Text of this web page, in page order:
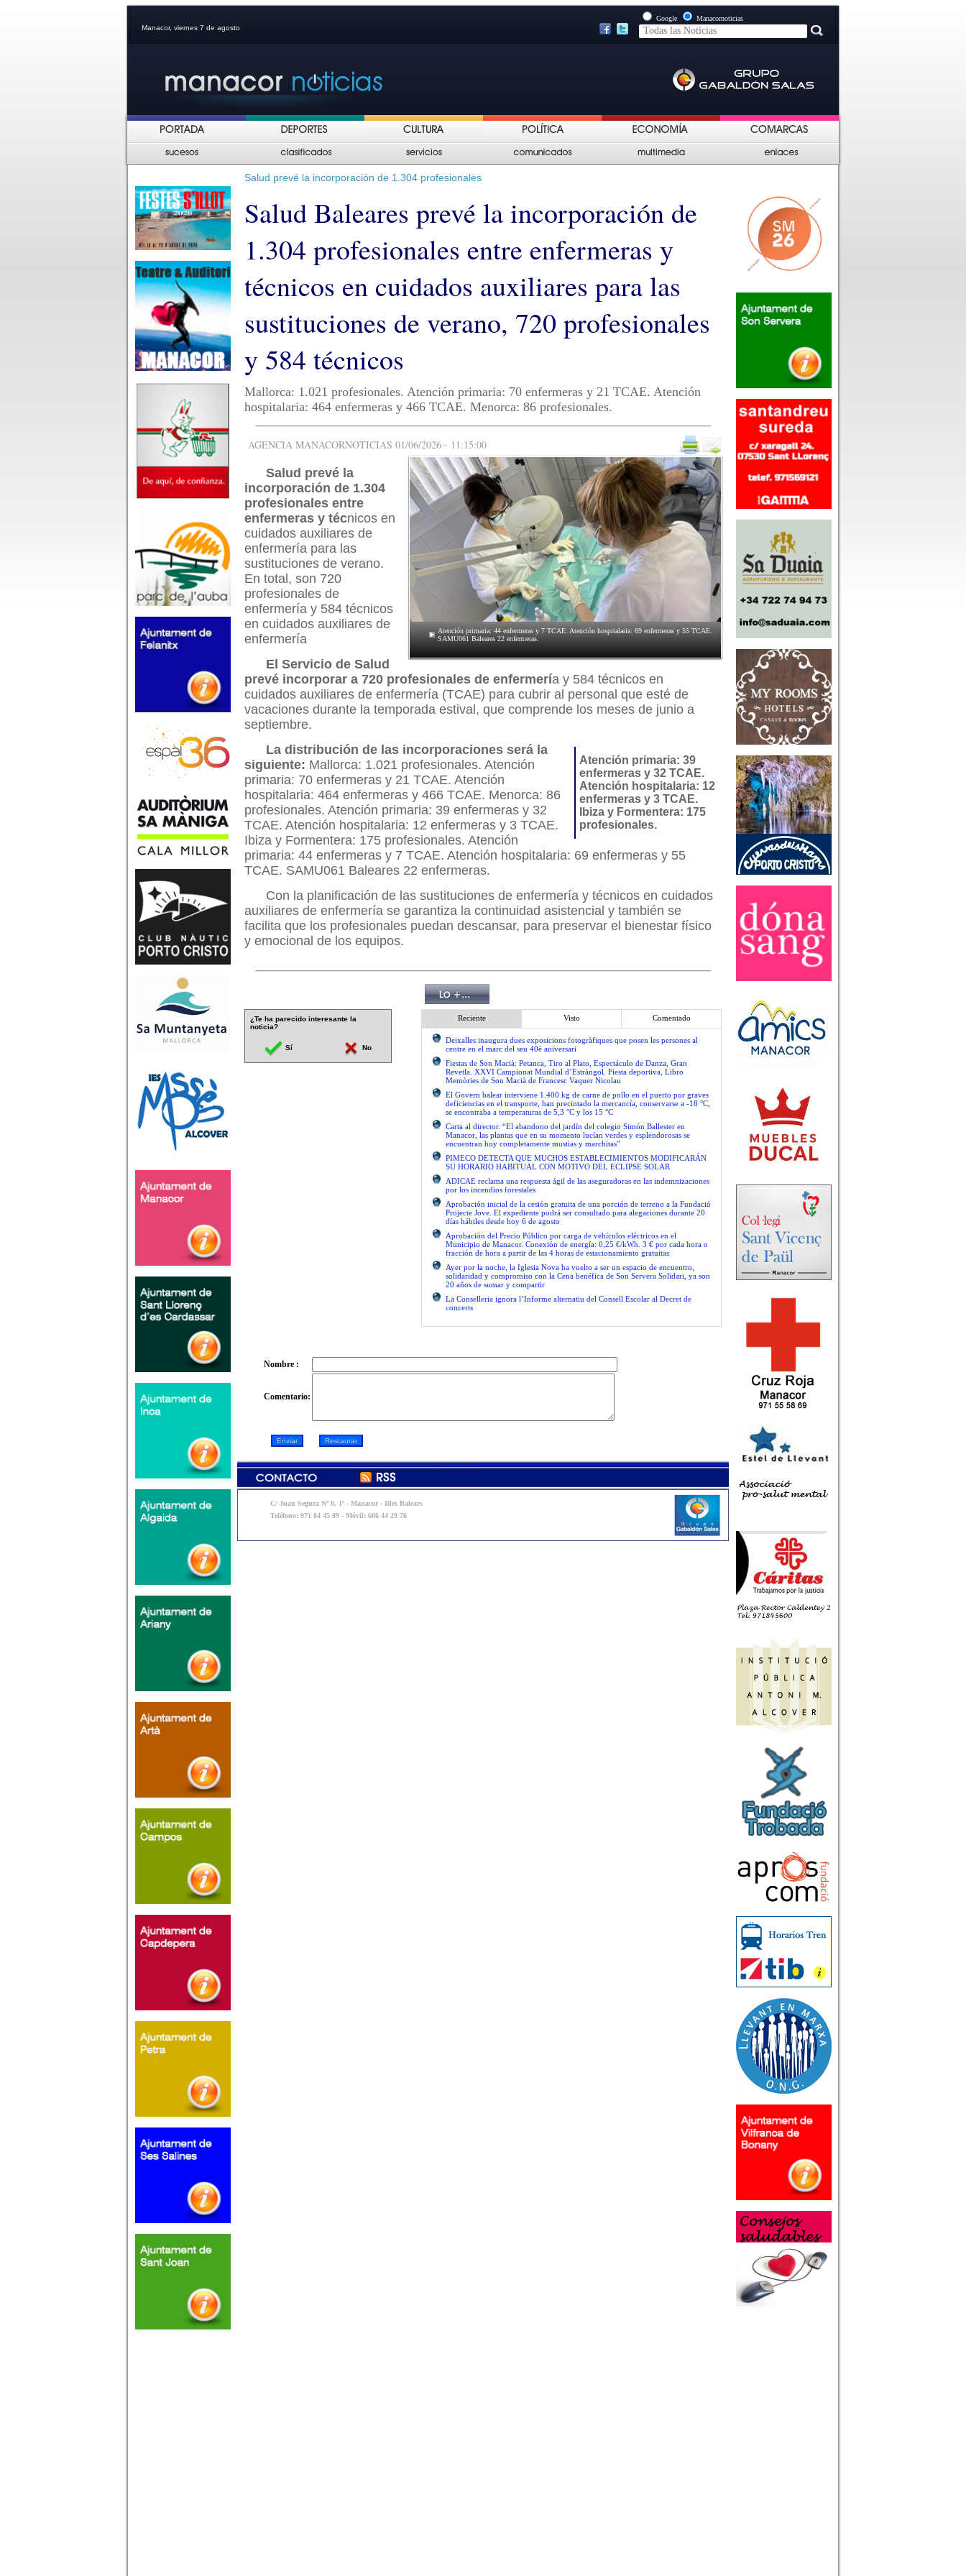
Manacor, viernes 7 de agosto
Google Manacornoticias
Salud prevé la incorporación de 1.304 profesionales
Salud Baleares prevé la incorporación de
1.304 profesionales entre enfermeras y
técnicos en cuidados auxiliares para las
sustituciones de verano, 720 profesionales
y 584 técnicos
Mallorca: 1.021 profesionales. Atención primaria: 70 enfermeras y 21 TCAE. Atención
hospitalaria: 464 enfermeras y 466 TCAE. Menorca: 86 profesionales.
AGENCIA MANACORNOTICIAS 01/06/2026 - 11:15:00
Atención primaria: 44 enfermeras y 7 TCAE. Atención hospitalaria: 69 enfermeras y 55 TCAE.
SAMU061 Baleares 22 enfermeras. ​
Salud prevé la
incorporación de 1.304
profesionales entre
enfermeras y técnicos en
cuidados auxiliares de
enfermería para las
sustituciones de verano​. ​
En total, son 720
profesionales de
enfermería y 584 técnicos
en cuidados auxiliares de
enfermería
El Servicio de Salud
prevé incorporar a 720 profesionales de enfermería y 584 técnicos en
cuidados auxiliares de enfermería (TCAE) para cubrir al personal que esté de
vacaciones durante la temporada estival, que comprende los meses de junio a
septiembre.
Atención primaria: 39
enfermeras y 32 TCAE.
Atención hospitalaria: 12
enfermeras y 3 TCAE.
Ibiza y Formentera: 175
profesionales.
La distribución de las incorporaciones será la
siguiente: Mallorca: 1.021 profesionales. Atención
primaria: 70 enfermeras y 21 TCAE. Atención
hospitalaria: 464 enfermeras y 466 TCAE. Menorca: 86
profesionales. Atención primaria: 39 enfermeras y 32
TCAE. Atención hospitalaria: 12 enfermeras y 3 TCAE.
Ibiza y Formentera: 175 profesionales. Atención
primaria: 44 enfermeras y 7 TCAE. Atención hospitalaria: 69 enfermeras y 55
TCAE. SAMU061 Baleares 22 enfermeras. ​
Con la planificación de las sustituciones de enfermería y técnicos en cuidados
auxiliares de enfermería se garantiza la continuidad asistencial y también se
facilita que los profesionales puedan descansar, para preservar el bienestar físico
y emocional de los equipos.
¿Te ha parecido interesante la
noticia?
Sí No
Reciente Visto Comentado
Deixalles inaugura dues exposicions fotogràfiques que posen les persones al
centre en el marc del seu 40è aniversari
Fiestas de Son Macià: Petanca, Tiro al Plato, Espectáculo de Danza, Gran
Revetla. XXVI Campionat Mundial d’Estràngol. Fiesta deportiva, Libro
Memòries de Son Macià de Francesc Vaquer Nicolau
El Govern balear interviene 1.400 kg de carne de pollo en el puerto por graves
deficiencias en el transporte, han precintado la mercancía, conservarse a -18 °C,
se encontraba a temperaturas de 5,3 °C y los 15 °C
Carta al director. “El abandono del jardín del colegio Simón Ballester en
Manacor, las plantas que en su momento lucían verdes y esplendorosas se
encuentran hoy completamente mustias y marchitas”
PIMECO DETECTA QUE MUCHOS ESTABLECIMIENTOS MODIFICARÁN
SU HORARIO HABITUAL CON MOTIVO DEL ECLIPSE SOLAR
ADICAE reclama una respuesta ágil de las aseguradoras en las indemnizaciones
por los incendios forestales
Aprobación inicial de la cesión gratuita de una porción de terreno a la Fundació
Projecte Jove. El expediente podrá ser consultado para alegaciones durante 20
días hábiles desde hoy 6 de agosto
Aprobación del Precio Público por carga de vehículos eléctricos en el
Municipio de Manacor. Conexión de energía: 0,25 €/kWh. 3 € por cada hora o
fracción de hora a partir de las 4 horas de estacionamiento gratuitas
Ayer por la noche, la Iglesia Nova ha vuelto a ser un espacio de encuentro,
solidaridad y compromiso con la Cena benéfica de Son Servera Solidari, ya son
20 años de sumar y compartir
La Conselleria ignora l’Informe alternatiu del Consell Escolar al Decret de
concerts
Nombre :
Comentario:
C/ Juan Segura Nº 8, 1º - Manacor - Illes Balears
Teléfono: 971 84 45 89 - Móvil: 606 44 29 76